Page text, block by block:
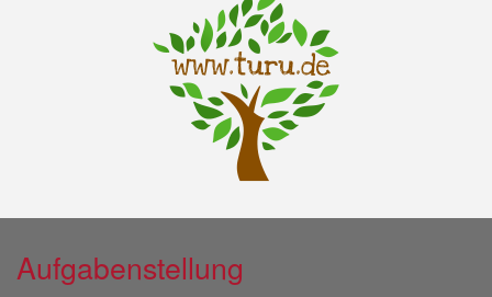
Aufgabenstellung